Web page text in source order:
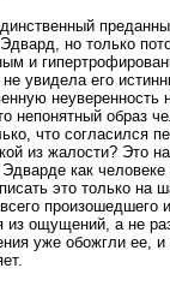
но только
и
увидела его
неуверенность
непонятный образ
что согласился
из жалости? Это
как
это только на
произошедшего
из ощущений, а не
уже обожгли ее,